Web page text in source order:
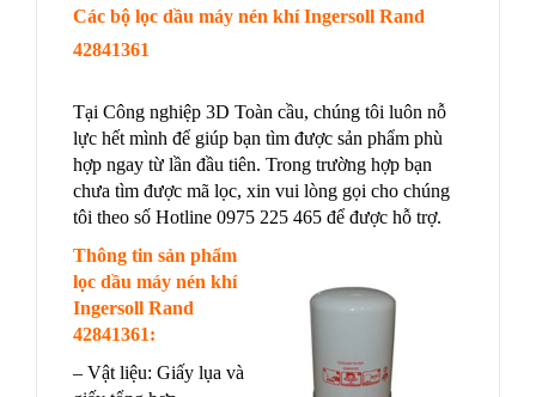
Các bộ lọc dầu máy nén khí Ingersoll Rand
42841361
Tại Công nghiệp 3D Toàn cầu, chúng tôi luôn nỗ
lực hết mình để giúp bạn tìm được sản phẩm phù
hợp ngay từ lần đầu tiên. Trong trường hợp bạn
chưa tìm được mã lọc, xin vui lòng gọi cho chúng
tôi theo số Hotline 0975 225 465 để được hỗ trợ.
Thông tin sản phẩm
lọc dầu máy nén khí
Ingersoll Rand
42841361:
– Vật liệu: Giấy lụa và